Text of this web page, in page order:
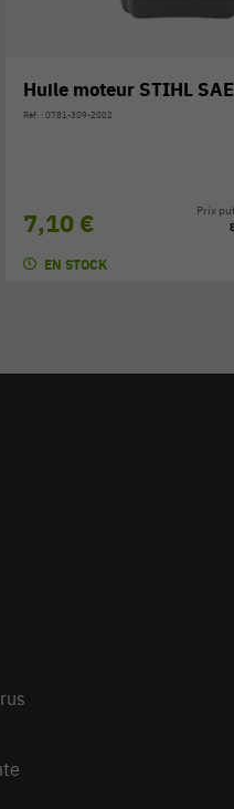
Huile moteur STIHL
Réf. : 0781-309-2002
7,10 €
Prix
EN STOCK